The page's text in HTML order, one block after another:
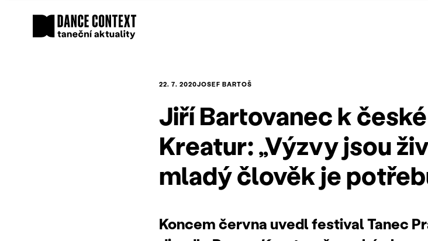
22. 7. 2020JOSEF BARTOŠ
Jiří Bartovanec k
Kreatur: „Výzvy jsou
mladý člověk je
Koncem června uvedl festival Tanec